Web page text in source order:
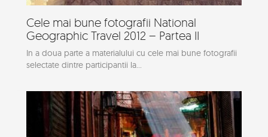
Cele mai bune fotografii National
Geographic Travel 2012 – Partea II
In a doua parte a materialului cu cele mai bune fotografii
selectate dintre participantii la...